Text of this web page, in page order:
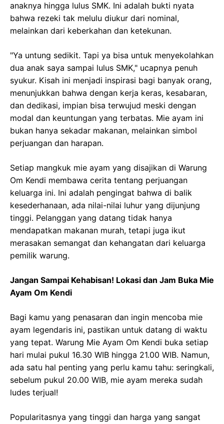
anaknya hingga lulus SMK. Ini adalah bukti nyata
bahwa rezeki tak melulu diukur dari nominal,
melainkan dari keberkahan dan ketekunan.
"Ya untung sedikit. Tapi ya bisa untuk menyekolahkan
dua anak saya sampai lulus SMK," ucapnya penuh
syukur. Kisah ini menjadi inspirasi bagi banyak orang,
menunjukkan bahwa dengan kerja keras, kesabaran,
dan dedikasi, impian bisa terwujud meski dengan
modal dan keuntungan yang terbatas. Mie ayam ini
bukan hanya sekadar makanan, melainkan simbol
perjuangan dan harapan.
Setiap mangkuk mie ayam yang disajikan di Warung
Om Kendi membawa cerita tentang perjuangan
keluarga ini. Ini adalah pengingat bahwa di balik
kesederhanaan, ada nilai-nilai luhur yang dijunjung
tinggi. Pelanggan yang datang tidak hanya
mendapatkan makanan murah, tetapi juga ikut
merasakan semangat dan kehangatan dari keluarga
pemilik warung.
Jangan Sampai Kehabisan! Lokasi dan Jam Buka Mie
Ayam Om Kendi
Bagi kamu yang penasaran dan ingin mencoba mie
ayam legendaris ini, pastikan untuk datang di waktu
yang tepat. Warung Mie Ayam Om Kendi buka setiap
hari mulai pukul 16.30 WIB hingga 21.00 WIB. Namun,
ada satu hal penting yang perlu kamu tahu: seringkali,
sebelum pukul 20.00 WIB, mie ayam mereka sudah
ludes terjual!
Popularitasnya yang tinggi dan harga yang sangat